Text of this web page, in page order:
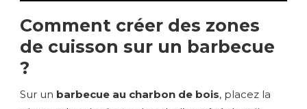
Comment créer des zones
de cuisson sur un barbecue
?
Sur un barbecue au charbon de bois, placez la